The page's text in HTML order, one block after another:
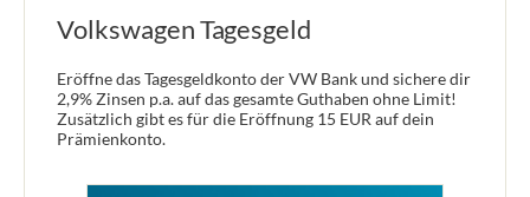
Volkswagen Tagesgeld
Eröffne das Tagesgeldkonto der VW Bank und sichere dir
2,9% Zinsen p.a. auf das gesamte Guthaben ohne Limit!
Zusätzlich gibt es für die Eröffnung 15 EUR auf dein
Prämienkonto.